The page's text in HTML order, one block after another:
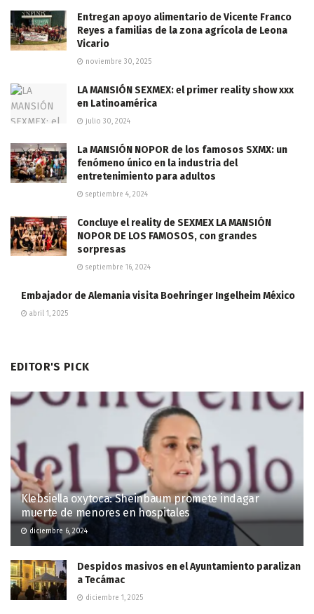
Entregan apoyo alimentario de Vicente Franco
Reyes a familias de la zona agrícola de Leona
Vicario
noviembre 30, 2025
LA MANSIÓN SEXMEX: el primer reality show xxx
en Latinoamérica
julio 30, 2024
La MANSIÓN NOPOR de los famosos SXMX: un
fenómeno único en la industria del
entretenimiento para adultos
septiembre 4, 2024
Concluye el reality de SEXMEX LA MANSIÓN
NOPOR DE LOS FAMOSOS, con grandes
sorpresas
septiembre 16, 2024
Embajador de Alemania visita Boehringer Ingelheim México
abril 1, 2025
EDITOR'S PICK
Klebsiella oxytoca: Sheinbaum promete indagar
muerte de menores en hospitales
diciembre 6, 2024
Despidos masivos en el Ayuntamiento paralizan
a Tecámac
diciembre 1, 2025